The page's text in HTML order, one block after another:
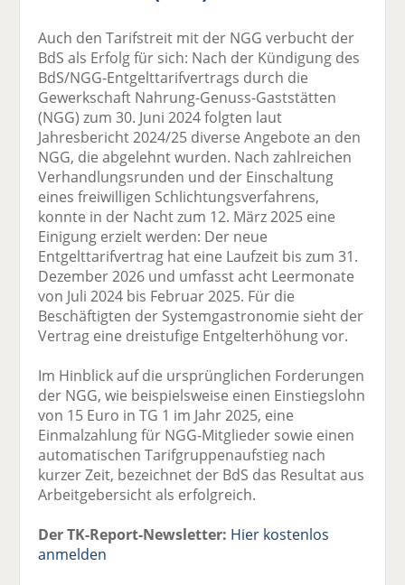
Auch den Tarifstreit mit der NGG verbucht der
BdS als Erfolg für sich: Nach der Kündigung des
BdS/NGG-Entgelttarifvertrags durch die
Gewerkschaft Nahrung-Genuss-Gaststätten
(NGG) zum 30. Juni 2024 folgten laut
Jahresbericht 2024/25 diverse Angebote an den
NGG, die abgelehnt wurden. Nach zahlreichen
Verhandlungsrunden und der Einschaltung
eines freiwilligen Schlichtungsverfahrens,
konnte in der Nacht zum 12. März 2025 eine
Einigung erzielt werden: Der neue
Entgelttarifvertrag hat eine Laufzeit bis zum 31.
Dezember 2026 und umfasst acht Leermonate
von Juli 2024 bis Februar 2025. Für die
Beschäftigten der Systemgastronomie sieht der
Vertrag eine dreistufige Entgelterhöhung vor.
Im Hinblick auf die ursprünglichen Forderungen
der NGG, wie beispielsweise einen Einstiegslohn
von 15 Euro in TG 1 im Jahr 2025, eine
Einmalzahlung für NGG-Mitglieder sowie einen
automatischen Tarifgruppenaufstieg nach
kurzer Zeit, bezeichnet der BdS das Resultat aus
Arbeitgebersicht als erfolgreich.
Der TK-Report-Newsletter: Hier kostenlos
anmelden